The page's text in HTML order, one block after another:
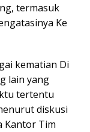
termasuk
Ke
kematian Di
lain yang
tertentu
diskusi
Kantor Tim